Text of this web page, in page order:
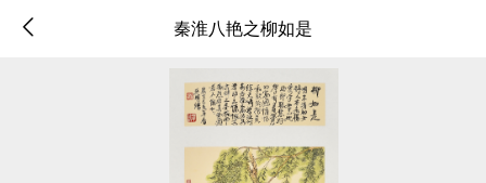
秦淮八艳之柳如是